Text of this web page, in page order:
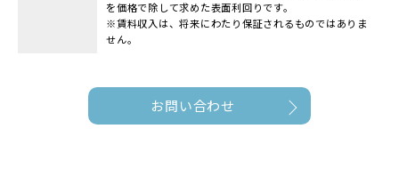
を価格で除して求めた表面利回りです。
※賃料収入は、将来にわたり保証されるものではありま
せん。
お問い合わせ